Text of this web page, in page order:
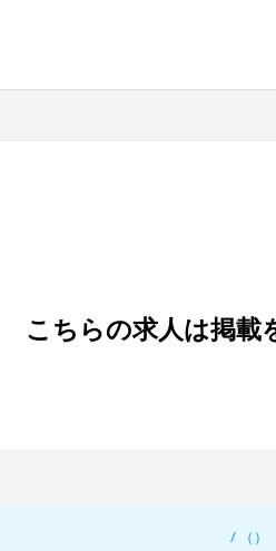
こちらの求人は掲載
/ （）